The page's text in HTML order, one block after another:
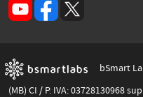
(si apre in
bSmart
(MB) CI / P. IVA: 03728130968